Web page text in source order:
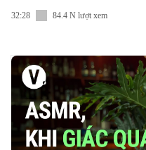
32:28 84.4 N lượt xem